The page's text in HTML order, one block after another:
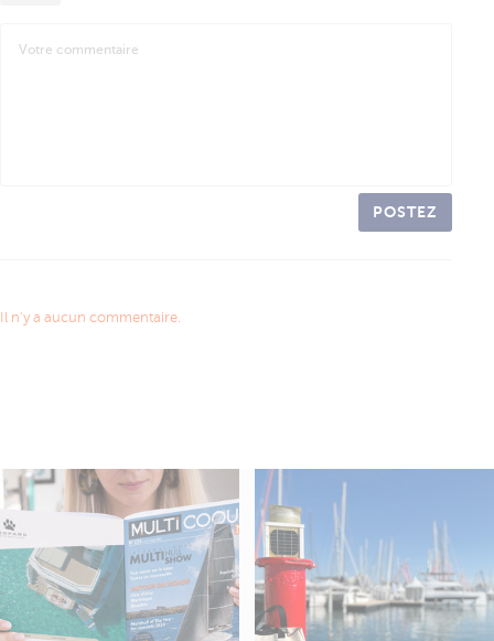
POSTEZ
Il n'y a aucun commentaire.